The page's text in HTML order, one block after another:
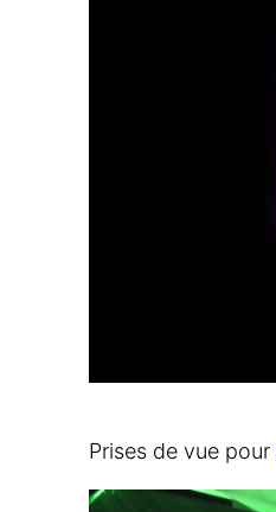
Prises de vue pour